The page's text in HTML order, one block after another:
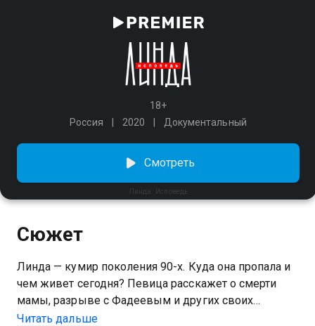
18+
Россия
2020 Документальный
Линда. Исповедь
Смотреть
Сюжет
Линда — кумир поколения 90-х. Куда она пропала и
чем живет сегодня? Певица расскажет о смерти
мамы, разрыве с Фадеевым и других своих
проблемах.
Читать дальше